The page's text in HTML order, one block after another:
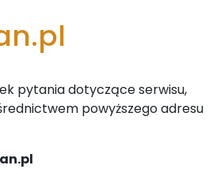
pytania dotyczące serwisu,
powyższego adresu